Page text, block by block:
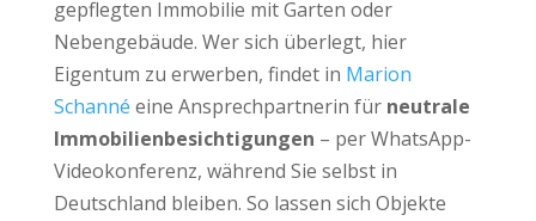
gepflegten Immobilie mit Garten oder
Nebengebäude. Wer sich überlegt, hier
Eigentum zu erwerben, findet in Marion
Schanné eine Ansprechpartnerin für neutrale
Immobilienbesichtigungen – per WhatsApp-
Videokonferenz, während Sie selbst in
Deutschland bleiben. So lassen sich Objekte